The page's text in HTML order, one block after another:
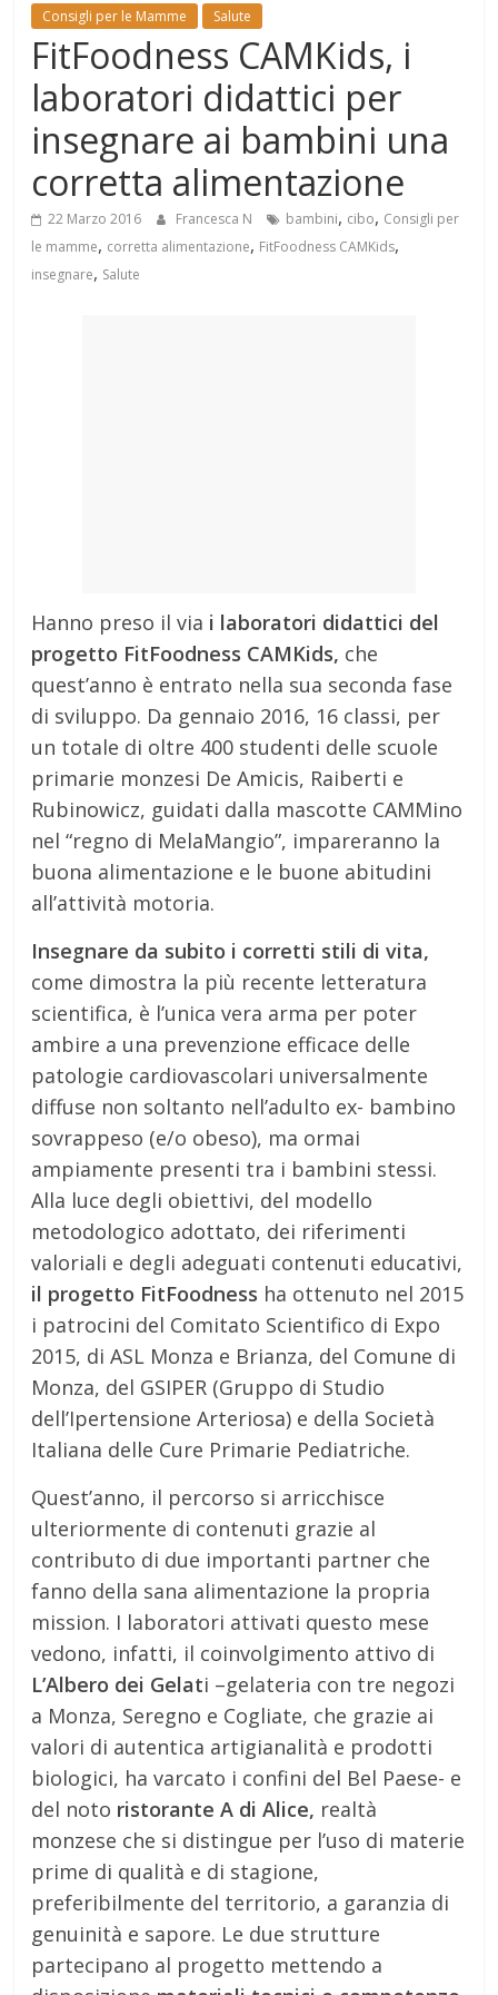
Mondo
Consigli per le Mamme Salute
FitFoodness CAMKids, i
laboratori didattici per
insegnare ai bambini una
corretta alimentazione
22 Marzo 2016 Francesca N bambini, cibo, Consigli per
le mamme, corretta alimentazione, FitFoodness CAMKids,
insegnare, Salute
Hanno preso il via i laboratori didattici del
progetto FitFoodness CAMKids, che
quest’anno è entrato nella sua seconda fase
di sviluppo. Da gennaio 2016, 16 classi, per
un totale di oltre 400 studenti delle scuole
primarie monzesi De Amicis, Raiberti e
Rubinowicz, guidati dalla mascotte CAMMino
nel “regno di MelaMangio”, impareranno la
buona alimentazione e le buone abitudini
all’attività motoria.
Insegnare da subito i corretti stili di vita,
come dimostra la più recente letteratura
scientifica, è l’unica vera arma per poter
ambire a una prevenzione efficace delle
patologie cardiovascolari universalmente
diffuse non soltanto nell’adulto ex- bambino
sovrappeso (e/o obeso), ma ormai
ampiamente presenti tra i bambini stessi.
Alla luce degli obiettivi, del modello
metodologico adottato, dei riferimenti
valoriali e degli adeguati contenuti educativi,
il progetto FitFoodness ha ottenuto nel 2015
i patrocini del Comitato Scientifico di Expo
2015, di ASL Monza e Brianza, del Comune di
Monza, del GSIPER (Gruppo di Studio
dell’Ipertensione Arteriosa) e della Società
Italiana delle Cure Primarie Pediatriche.
Quest’anno, il percorso si arricchisce
ulteriormente di contenuti grazie al
contributo di due importanti partner che
fanno della sana alimentazione la propria
mission. I laboratori attivati questo mese
vedono, infatti, il coinvolgimento attivo di
L’Albero dei Gelati –gelateria con tre negozi
a Monza, Seregno e Cogliate, che grazie ai
valori di autentica artigianalità e prodotti
biologici, ha varcato i confini del Bel Paese- e
del noto ristorante A di Alice, realtà
monzese che si distingue per l’uso di materie
prime di qualità e di stagione,
preferibilmente del territorio, a garanzia di
genuinità e sapore. Le due strutture
partecipano al progetto mettendo a